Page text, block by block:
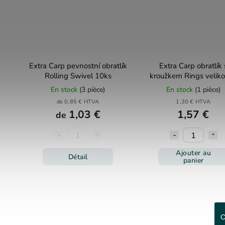
Extra Carp pevnostní obratlík
Rolling Swivel 10ks
En stock (3 pièce)
de 0,85 € HTVA
de1,03 €
Détail
Extra Carp obratlík
kroužkem Rings
En stock (1 pièce)
1,30 € HTVA
1,57 €
Ajouter au
panier